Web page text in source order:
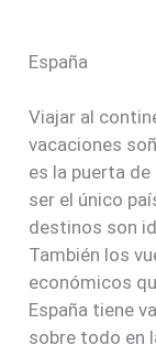
España
Viajar al
vacaciones
es la puerta
ser el único
destinos son
También los
económicos
España tiene
sobre todo en